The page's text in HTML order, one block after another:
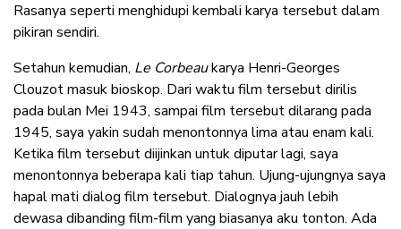
Rasanya seperti menghidupi kembali karya tersebut dalam
pikiran sendiri.
Setahun kemudian, Le Corbeaukarya Henri-Georges
Clouzot masuk bioskop. Dari waktu film tersebut dirilis
pada bulan Mei 1943, sampai film tersebut dilarang pada
1945, saya yakin sudah menontonnya lima atau enam kali.
Ketika film tersebut diijinkan untuk diputar lagi, saya
menontonnya beberapa kali tiap tahun. Ujung-ujungnya saya
hapal mati dialog film tersebut. Dialognya jauh lebih
dewasa dibanding film-film yang biasanya aku tonton. Ada